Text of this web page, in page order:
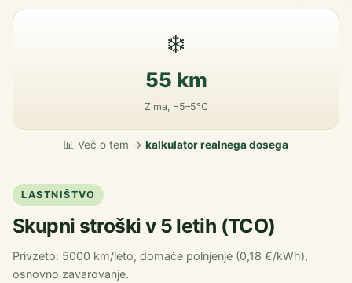
❄️
55 km
Zima, −5–5°C
📊 Več o tem → kalkulator realnega dosega
LASTNIŠTVO
Skupni stroški v 5 letih (TCO)
Privzeto: 5000 km/leto, domače polnjenje (0,18 €/kWh),
osnovno zavarovanje.